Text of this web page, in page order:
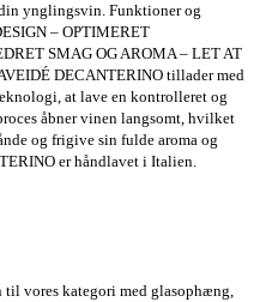
ynglingsvin. Funktioner og
– OPTIMERET
SMAG OG AROMA – LET AT
DECANTERINO tillader med
at lave en kontrolleret og
åbner vinen langsomt, hvilket
og frigive sin fulde aroma og
er håndlavet i Italien.
til vores kategori med glasophæng,